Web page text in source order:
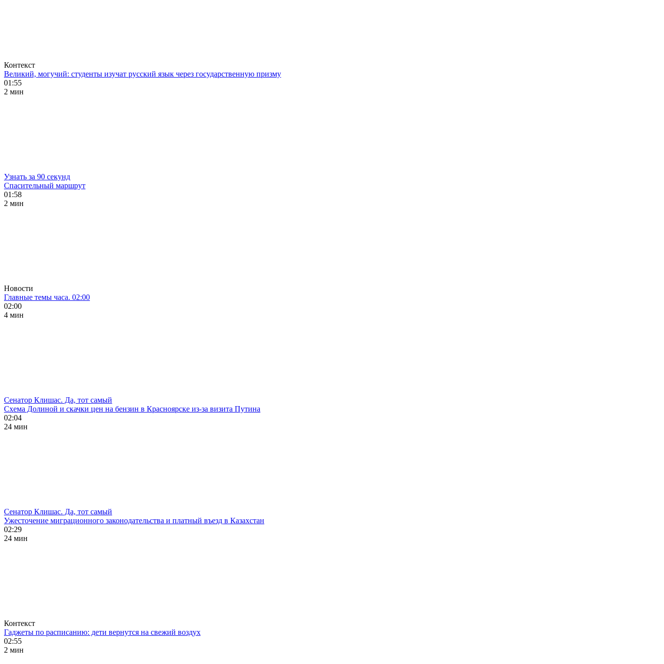
Контекст
Великий, могучий: студенты изучат русский язык через государственную призму
01:55
2 мин
Узнать за 90 секунд
Спасительный маршрут
01:58
2 мин
Новости
Главные темы часа. 02:00
02:00
4 мин
Сенатор Клишас. Да, тот самый
Схема Долиной и скачки цен на бензин в Красноярске из-за визита Путина
02:04
24 мин
Сенатор Клишас. Да, тот самый
Ужесточение миграционного законодательства и платный въезд в Казахстан
02:29
24 мин
Контекст
Гаджеты по расписанию: дети вернутся на свежий воздух
02:55
2 мин